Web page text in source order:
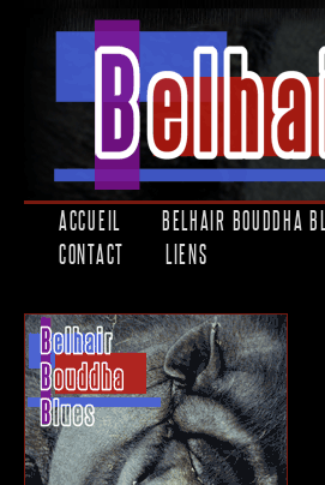
ACCUEIL BELHAIR BOUDDHA
CONTACT
LIENS